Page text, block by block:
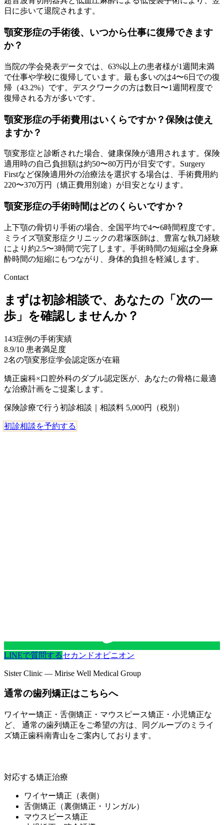
日に歩いて退院されます。
顎変形症の手術後、いつから仕事に復帰できます
か？
当院の学会発表データでは、63%以上の患者様が1週間未満
で仕事や学校に復帰しています。最も多いのは4〜6日での復
帰（43.2%）です。デスクワークの方は数日〜1週間程度で
復帰される方が多いです。
顎変形症の手術費用はいくらですか？保険は使え
ますか？
顎変形症と診断された場合、健康保険が適用されます。保険
適用時の自己負担額は約50〜80万円が目安です。Surgery
Firstなど保険適用外の治療法を選択する場合は、手術費用約
220〜370万円（矯正費用別途）が目安となります。
顎変形症の手術時間はどのくらいですか？
上下顎の骨切り手術の場合、全国平均で4〜6時間程度です。
ミライズ顎変形症クリニックの君塚医師は、豊富な執刀経験
により約2.5〜3時間で完了します。手術時間の短縮は全身麻
酔時間の短縮にもつながり、身体的負担を軽減します。
Contact
まずは初診相談で、あなたの「次の一
歩」を確認しませんか？
143症例の手術実績
8.9/10 患者満足度
2名の顎変形症学会認定医が在籍
矯正歯科×口腔外科のダブル認定医が、あなたの骨格に最適
な治療計画をご提案します。
保険診療で行う初診相談｜相談料 5,000円（税別）
初診相談を予約する
LINEで質問するセカンドオピニオン
Sister Clinic — Mirise Well Medical Group
通常の歯列矯正はこちらへ
ワイヤー矯正・舌側矯正・マウスピース矯正・小児矯正な
ど、 通常の歯列矯正をご希望の方は、同グループの ミライ
ズ矯正歯科南青山をご案内しております。
対応する矯正治療
ワイヤー矯正（表側）
舌側矯正（裏側矯正・リンガル）
マウスピース矯正